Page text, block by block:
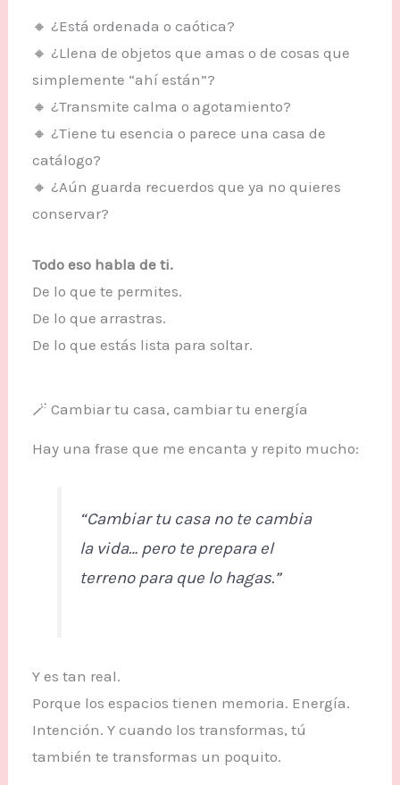
🔸 ¿Está ordenada o caótica?
🔸 ¿Llena de objetos que amas o de cosas que
simplemente “ahí están”?
🔸 ¿Transmite calma o agotamiento?
🔸 ¿Tiene tu esencia o parece una casa de
catálogo?
🔸 ¿Aún guarda recuerdos que ya no quieres
conservar?
Todo eso habla de ti.
De lo que te permites.
De lo que arrastras.
De lo que estás lista para soltar.
🪄 Cambiar tu casa, cambiar tu energía
Hay una frase que me encanta y repito mucho:
“Cambiar tu casa no te cambia
la vida… pero te prepara el
terreno para que lo hagas.”
Y es tan real.
Porque los espacios tienen memoria. Energía.
Intención. Y cuando los transformas, tú
también te transformas un poquito.